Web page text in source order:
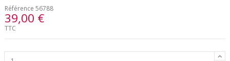
Référence 56788
39,00 €
TTC